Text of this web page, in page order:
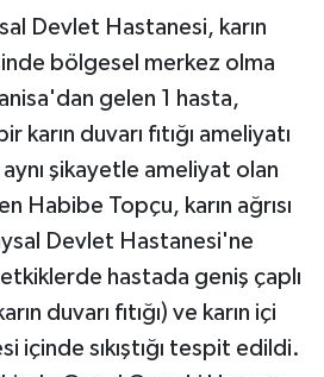
Devlet Hastanesi, karın
bölgesel merkez olma
gelen 1 hasta,
karın duvarı fıtığı ameliyatı
şikayetle ameliyat olan
Habibe Topçu, karın ağrısı
Devlet Hastanesi'ne
hastada geniş çaplı
duvarı fıtığı) ve karın içi
içinde sıkıştığı tespit edildi.